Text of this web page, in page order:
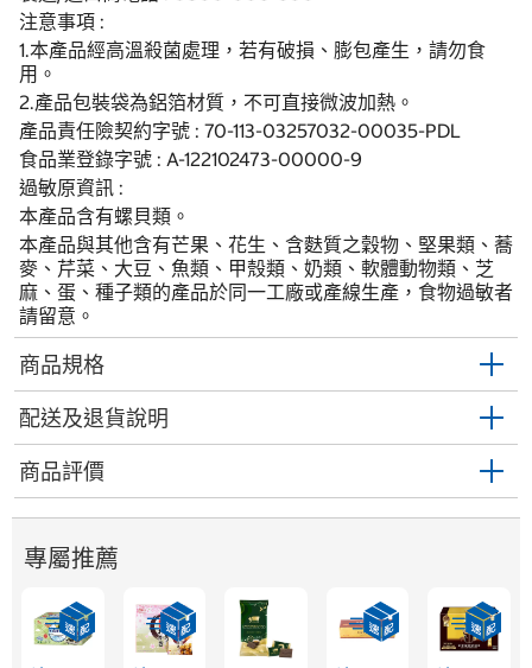
注意事項 :
1.本產品經高溫殺菌處理，若有破損、膨包產生，請勿食
用。
2.產品包裝袋為鋁箔材質，不可直接微波加熱。
產品責任險契約字號 : 70-113-03257032-00035-PDL
食品業登錄字號 : A-122102473-00000-9
過敏原資訊 :
本產品含有螺貝類。
本產品與其他含有芒果、花生、含麩質之穀物、堅果類、蕎
麥、芹菜、大豆、魚類、甲殼類、奶類、軟體動物類、芝
麻、蛋、種子類的產品於同一工廠或產線生產，食物過敏者
請留意。
商品規格
配送及退貨說明
商品評價
專屬推薦